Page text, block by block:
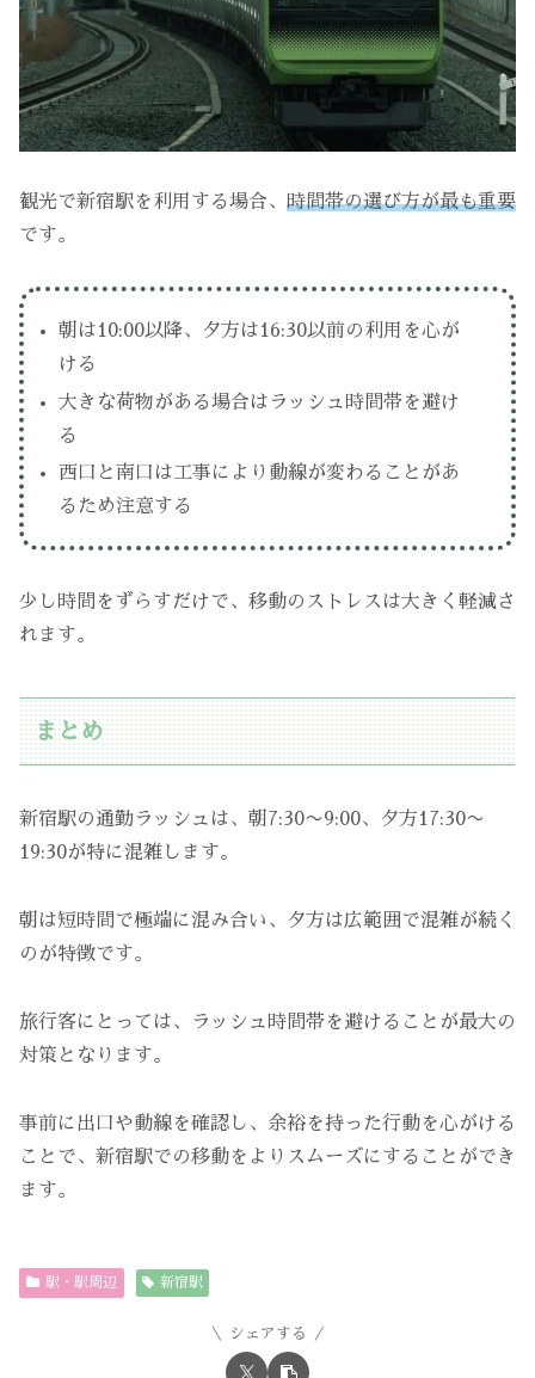
観光で新宿駅を利用する場合、 時間帯の選び方が最も重要
です。
朝は10:00以降、夕方は16:30以前の利用を心が
ける
大きな荷物がある場合はラッシュ時間帯を避け
る
西口と南口は工事により動線が変わることがあ
るため注意する
少し時間をずらすだけで、移動のストレスは大きく軽減さ
れます。
まとめ
新宿駅の通勤ラッシュは、朝7:30〜9:00、夕方17:30〜
19:30が特に混雑します。
朝は短時間で極端に混み合い、夕方は広範囲で混雑が続く
のが特徴です。
旅行客にとっては、ラッシュ時間帯を避けることが最大の
対策となります。
事前に出口や動線を確認し、余裕を持った行動を心がける
ことで、新宿駅での移動をよりスムーズにすることができ
ます。
駅・駅周辺 新宿駅
シェアする